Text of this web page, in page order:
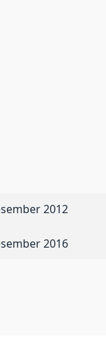
2012
2016
som ligg til